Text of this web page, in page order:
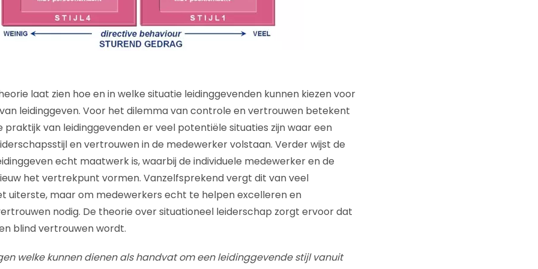
laat zien hoe en in welke situatie leidinggevenden kunnen kiezen voor
leidinggeven. Voor het dilemma van controle en vertrouwen betekent
praktijk van leidinggevenden er veel potentiële situaties zijn waar een
en vertrouwen in de medewerker volstaan. Verder wijst de
echt maatwerk is, waarbij de individuele medewerker en de
het vertrekpunt vormen. Vanzelfsprekend vergt dit van veel
uiterste, maar om medewerkers echt te helpen excelleren en
nodig. De theorie over situationeel leiderschap zorgt ervoor dat
blind vertrouwen wordt.
welke kunnen dienen als handvat om een leidinggevende stijl vanuit